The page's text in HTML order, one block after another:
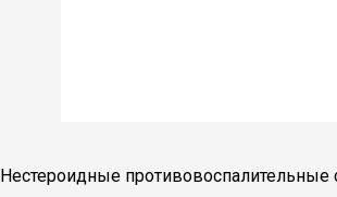
Нестероидные противовоспалительные